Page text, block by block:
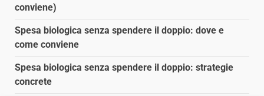
conviene)
Spesa biologica senza spendere il doppio: dove e
come conviene
Spesa biologica senza spendere il doppio: strategie
concrete